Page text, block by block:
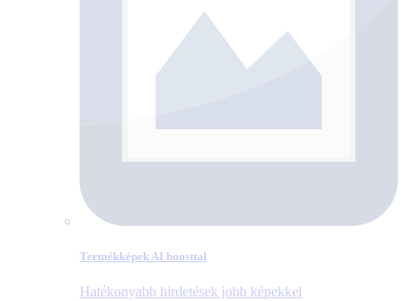
Termékképek AI boosttal
Hatékonyabb hirdetések jobb képekkel